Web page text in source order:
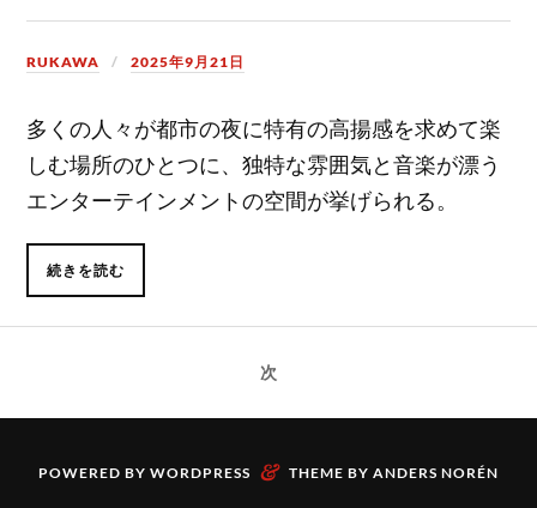
RUKAWA 2025年9月21日
多くの人々が都市の夜に特有の高揚感を求めて楽
しむ場所のひとつに、独特な雰囲気と音楽が漂う
エンターテインメントの空間が挙げられる。
続きを読む
次
POWERED BY WORDPRESS & THEME BY ANDERS NORÉN